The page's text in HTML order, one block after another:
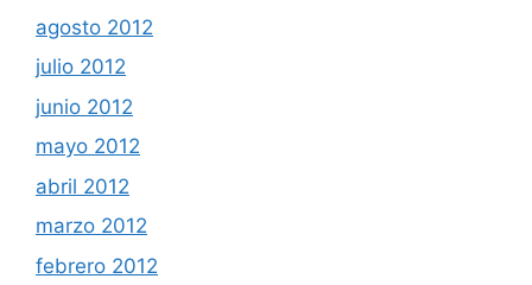
agosto 2012
julio 2012
junio 2012
mayo 2012
abril 2012
marzo 2012
febrero 2012